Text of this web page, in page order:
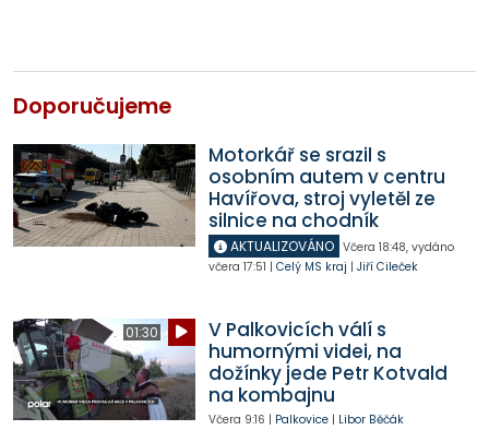
Doporučujeme
Motorkář se srazil s
osobním autem v centru
Havířova, stroj vyletěl ze
silnice na chodník
AKTUALIZOVÁNO Včera 18:48, vydáno
včera 17:51 | Celý MS kraj | Jiří Cileček
01:30
V Palkovicích válí s
humornými videi, na
dožínky jede Petr Kotvald
na kombajnu
Včera 9:16 | Palkovice| Libor Běčák